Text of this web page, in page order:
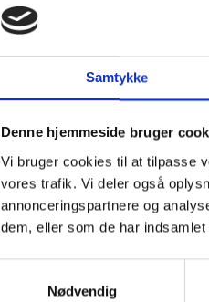
Samtykke
Denne hjemmeside bruger
Vi bruger cookies til at tilpasse
vores trafik. Vi deler også
annonceringspartnere og
dem, eller som de har
Nødvendig
Batiste
XXL
ubrugt
15,00
11,25